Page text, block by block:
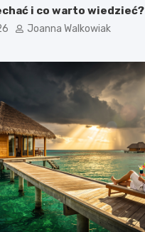
i co warto wiedzieć?
Joanna Walkowiak